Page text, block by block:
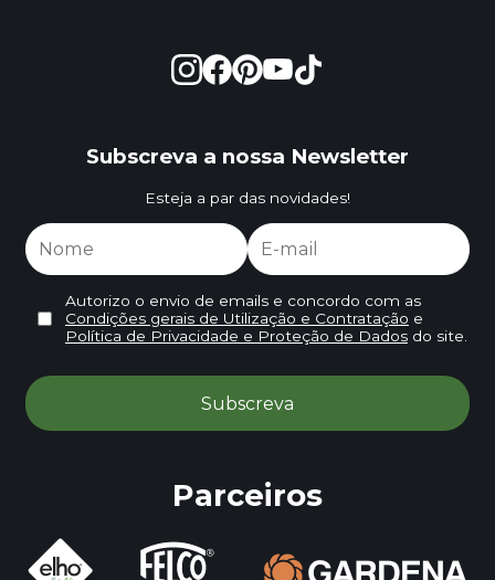
Subscreva a nossa Newsletter
Esteja a par das novidades!
Autorizo o envio de emails e concordo com as
Condições gerais de Utilização e Contratação e
Política de Privacidade e Proteção de Dadosdo site.
Parceiros